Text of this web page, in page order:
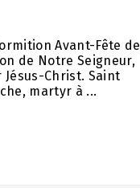
Avant-Fête de
de Notre Seigneur,
Jésus-Christ. Saint
martyr à ...